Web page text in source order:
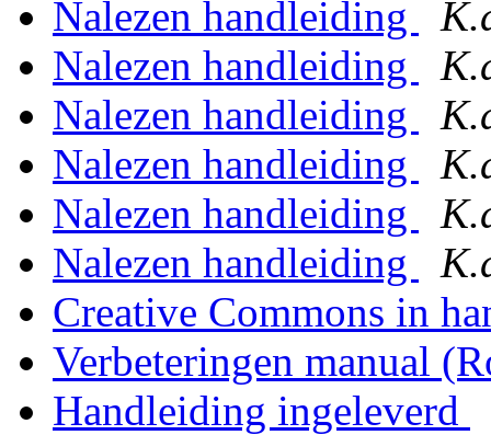
Nalezen handleiding
Nalezen handleiding
Nalezen handleiding
Nalezen handleiding
Nalezen handleiding
Nalezen handleiding
Creative Commons in
Verbeteringen manual
Handleiding ingeleverd